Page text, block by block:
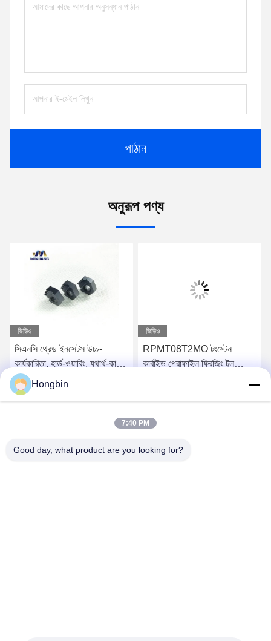
পাঠান
অনুরূপ পণ্য
ভিডিও
সিএনসি থ্রেড ইনসেটস উচ্চ-
কার্যকারিতা, হার্ড-ওয়ারিং, যথার্থ-কাটিয়া
সহ
ভিডিও
RPMT08T2MO টংস্টেন
কার্বাইড প্রোফাইল ফ্রিজিং টুল
Hongbin
7:40 PM
Good day, what product are you looking for?